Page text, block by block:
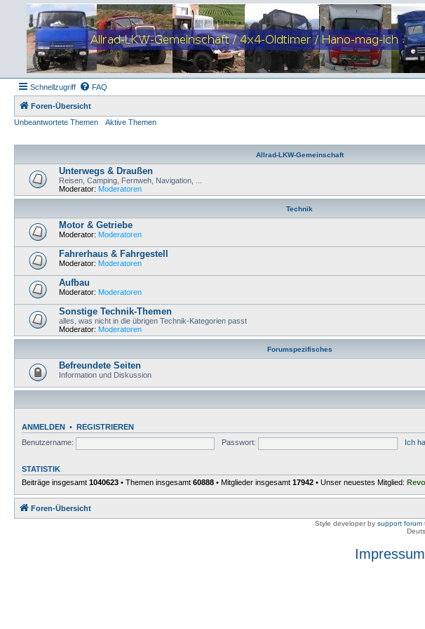
Schnellzugriff FAQ
Foren-Übersicht
Unbeantwortete Themen
Aktive Themen
Allrad-LKW-Gemeinschaft
Unterwegs & Draußen
Reisen, Camping, Fernweh, Navigation, ...
Moderator: Moderatoren
Technik
Motor & Getriebe
Moderator: Moderatoren
Fahrerhaus & Fahrgestell
Moderator: Moderatoren
Aufbau
Moderator: Moderatoren
Sonstige Technik-Themen
alles, was nicht in die übrigen Technik-Kategorien passt
Moderator: Moderatoren
Forumspezifisches
Befreundete Seiten
Information und Diskussion
ANMELDEN • REGISTRIEREN
Benutzername:
Passwort: Ich
STATISTIK
Beiträge insgesamt 1040623 • Themen insgesamt 60888 • Mitglieder insgesamt 17942 • Unser neuestes Mitglied: Revo
Foren-Übersicht
Style developer by support forum